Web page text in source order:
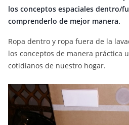
los conceptos espaciales dentro/
comprenderlo de mejor manera.
Ropa dentro y ropa fuera de la
los conceptos de manera práctica
cotidianos de nuestro hogar.